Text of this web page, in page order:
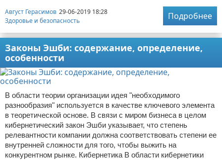
Август Герасимов 29-06-2019 18:28
Здоровье и безопасность
Подробнее
Законы Эшби: содержание, определение,
особенности
В области теории организации идея "необходимого
разнообразия" используется в качестве ключевого элемента
в теоретической основе. В связи с миром бизнеса в целом
кибернетический закон Эшби указывает, что степень
релевантности компании должна соответствовать степени ее
внутренней сложности для того, чтобы выжить на
конкурентном рынке. Кибернетика В области кибернетики